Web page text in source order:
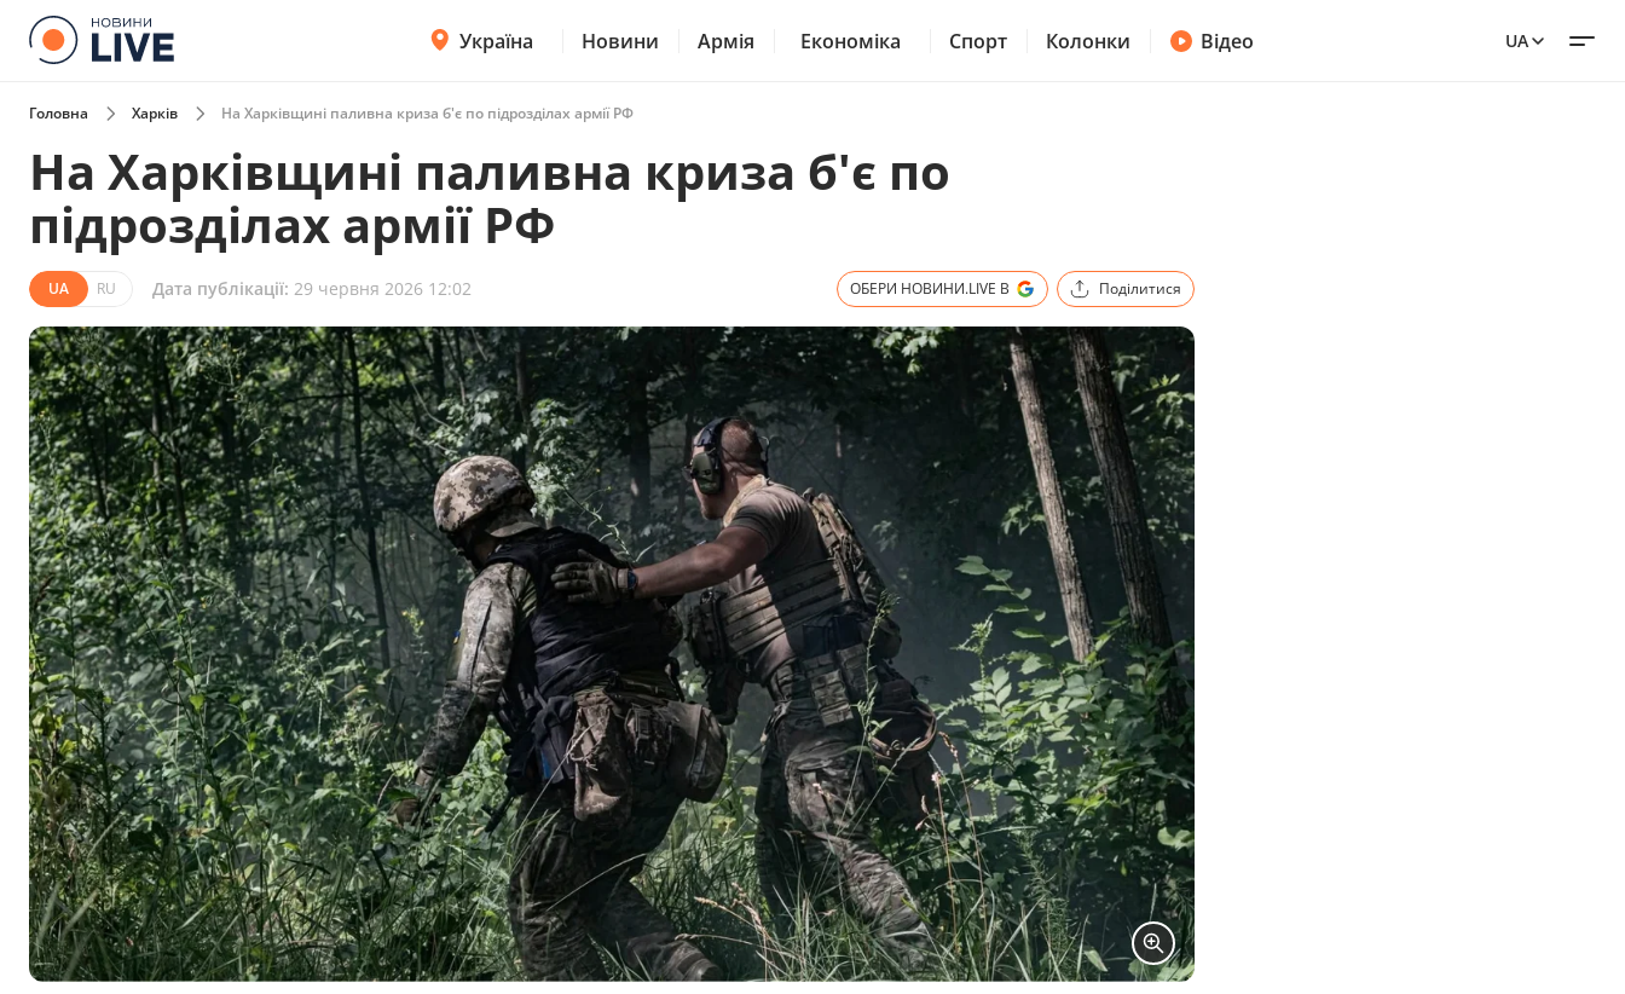
Україна Новини Армія Економіка Спорт Колонки Відео UA
Головна Харків На Харківщині паливна криза б'є по підрозділах армії РФ
На Харківщині паливна криза б'є по
підрозділах армії РФ
UA RU Дата публікації: 29 червня 2026 12:02 ОБЕРИ НОВИНИ.LIVE В Поділитися